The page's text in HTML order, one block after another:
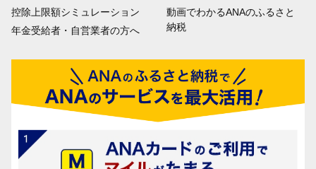
控除上限額シミュレーション
年金受給者・自営業者の方へ
動画でわかるANAのふるさと
納税